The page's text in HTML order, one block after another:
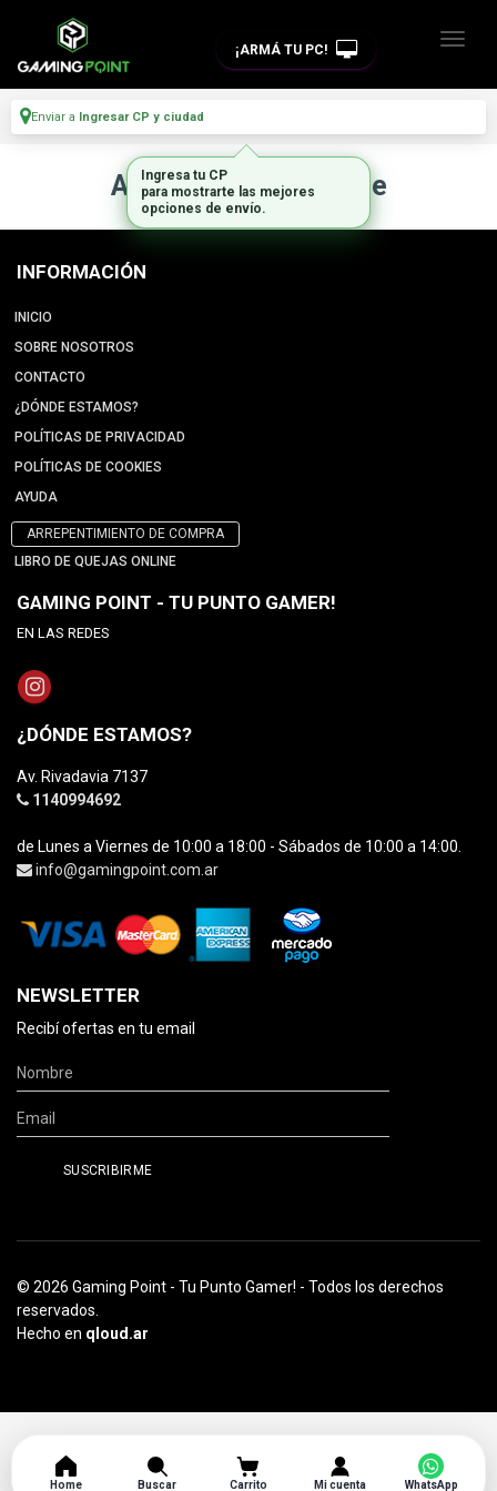
¡ARMÁ TU PC!
Enviar a Ingresar CP y ciudad
Artículo no disponible
INFORMACIÓN
INICIO
SOBRE NOSOTROS
CONTACTO
¿DÓNDE ESTAMOS?
POLÍTICAS DE PRIVACIDAD
POLÍTICAS DE COOKIES
AYUDA
ARREPENTIMIENTO DE COMPRA
LIBRO DE QUEJAS ONLINE
GAMING POINT - TU PUNTO GAMER!
EN LAS REDES
¿DÓNDE ESTAMOS?
Av. Rivadavia 7137
1140994692
de Lunes a Viernes de 10:00 a 18:00 - Sábados de 10:00 a 14:00.
info@gamingpoint.com.ar
NEWSLETTER
Recibí ofertas en tu email
© 2026 Gaming Point - Tu Punto Gamer! - Todos los derechos
reservados.
Hecho en qloud.ar
Home Buscar Carrito Mi cuenta
Ingresa tu CP
para mostrarte las mejores
opciones de envío.